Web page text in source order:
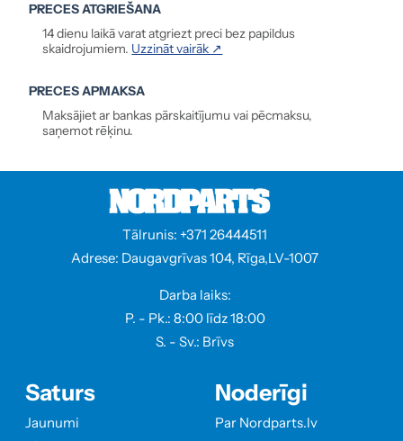
PRECES ATGRIEŠANA
14 dienu laikā varat atgriezt preci bez papildus
skaidrojumiem. Uzzināt vairāk ↗
PRECES APMAKSA
Maksājiet ar bankas pārskaitījumu vai pēcmaksu,
saņemot rēķinu.
Tālrunis: +371 26444511
Adrese: Daugavgrīvas 104, Rīga,LV-1007
Darba laiks:
P. - Pk.: 8:00 līdz 18:00
S. - Sv.: Brīvs
Saturs
Jaunumi
Noderīgi
Par Nordparts.lv